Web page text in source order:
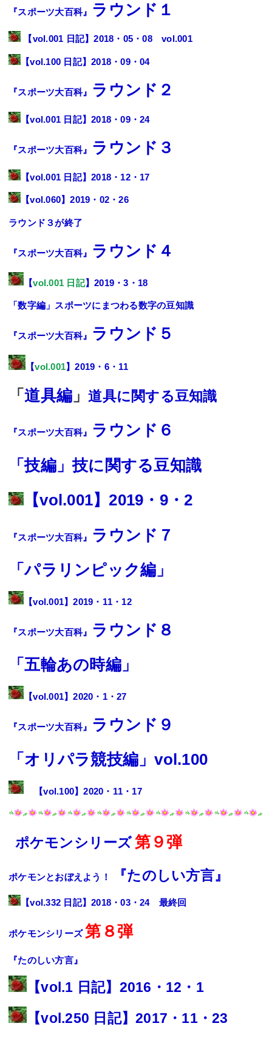
『スポーツ大百科』 ラウンド１
【vol.001 日記】2018・05・08 vol.001
【vol.100 日記】2018・09・04
『スポーツ大百科』 ラウンド２
【vol.001 日記】2018・09・24
『スポーツ大百科』 ラウンド３
【vol.001 日記】2018・12・17
【vol.060】2019・02・26
ラウンド３が終了
『スポーツ大百科』 ラウンド４
【vol.001 日記】2019・3・18
「数字編」スポーツにまつわる数字の豆知識
『スポーツ大百科』 ラウンド５
【vol.001】2019・6・11
「道具編 」道具に関する豆知識
『スポーツ大百科』 ラウンド６
「技編」技に関する豆知識
【vol.001】2019・9・2
『スポーツ大百科』 ラウンド７
「パラリンピック編」
【vol.001】2019・11・12
『スポーツ大百科』 ラウンド８
「五輪あの時編」
【vol.001】2020・1・27
『スポーツ大百科』 ラウンド９
「オリパラ競技編」vol.100
【vol.100】2020・11・17
ポケモン シリーズ第９弾
ポケモンとおぼえよう！ 『たのしい方言』
【vol.332 日記】2018・03・24 最終回
ポケモンシリーズ第８弾
『たのしい方言』
【vol.1 日記】2016・12・1
【vol.250 日記】2017・11・23